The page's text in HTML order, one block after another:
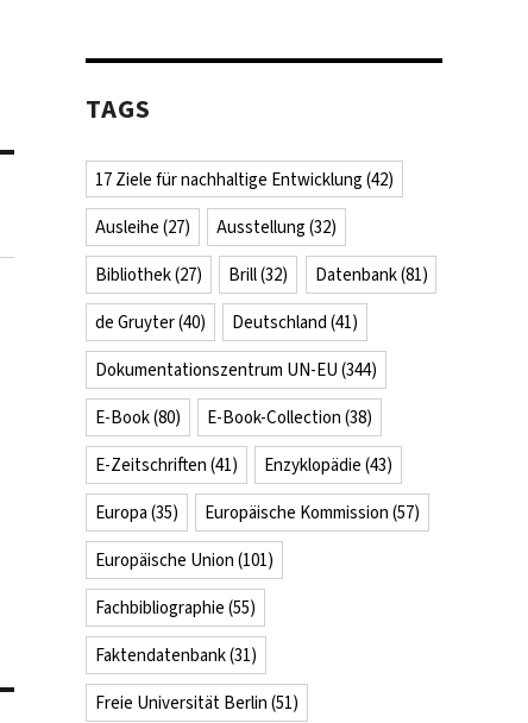
TAGS
17 Ziele für nachhaltige Entwicklung (42)
Ausleihe (27) Ausstellung (32)
Bibliothek(27) Brill(32) Datenbank(81)
de Gruyter(40) Deutschland (41)
Dokumentationszentrum UN-EU (344)
E-Book(80) E-Book-Collection (38)
E-Zeitschriften (41) Enzyklopädie (43)
Europa (35) Europäische Kommission (57)
Europäische Union (101)
Fachbibliographie (55)
Faktendatenbank(31)
Freie Universität Berlin (51)